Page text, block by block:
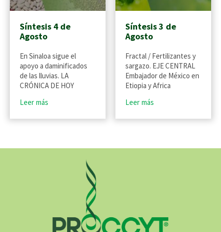
Síntesis 4 de
Agosto
En Sinaloa sigue el
apoyo a daminificados
de las lluvias. LA
CRÓNICA DE HOY
Leer más
Síntesis 3 de
Agosto
Fractal / Fertilizantes y
sargazo. EJE CENTRAL
Embajador de México en
Etiopia y Africa
Leer más